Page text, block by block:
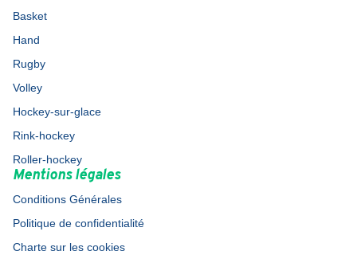
Basket
Hand
Rugby
Volley
Hockey-sur-glace
Rink-hockey
Roller-hockey
Mentions légales
Conditions Générales
Politique de confidentialité
Charte sur les cookies